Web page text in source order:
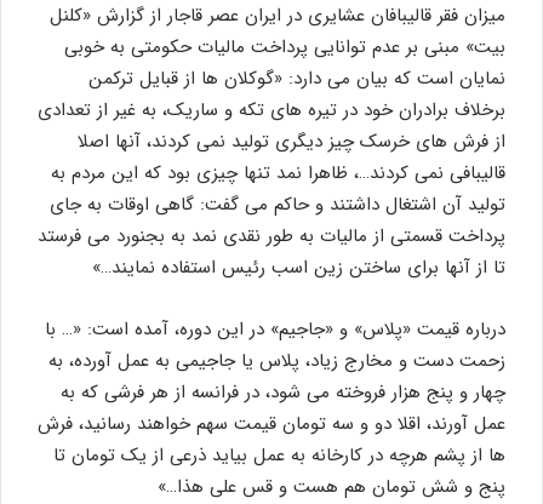
میزان فقر قالیبافان عشایری در ایران عصر قاجار از گزارش «کلنل
بیت» مبنی بر عدم توانایی پرداخت مالیات حکومتی به خوبی
نمایان است که بیان می دارد: «گوکلان ها از قبایل ترکمن
برخلاف برادران خود در تیره های تکه و ساریک، به غیر از تعدادی
از فرش های خرسک چیز دیگری تولید نمی کردند، آنها اصلا
قالیبافی نمی کردند…، ظاهرا نمد تنها چیزی بود که این مردم به
تولید آن اشتغال داشتند و حاکم می گفت: گاهی اوقات به جای
پرداخت قسمتی از مالیات به طور نقدی نمد به بجنورد می فرستد
تا از آنها برای ساختن زین اسب رئیس استفاده نمایند…»
درباره قیمت «پلاس» و «جاجیم» در این دوره، آمده است: «… با
زحمت دست و مخارج زیاد، پلاس یا جاجیمی به عمل آورده، به
چهار و پنج هزار فروخته می شود، در فرانسه از هر فرشی که به
عمل آورند، اقلا دو و سه تومان قیمت سهم خواهند رسانید، فرش
ها از پشم هرچه در کارخانه به عمل بیاید ذرعی از یک تومان تا
پنج و شش تومان هم هست و قس علی هذا…»